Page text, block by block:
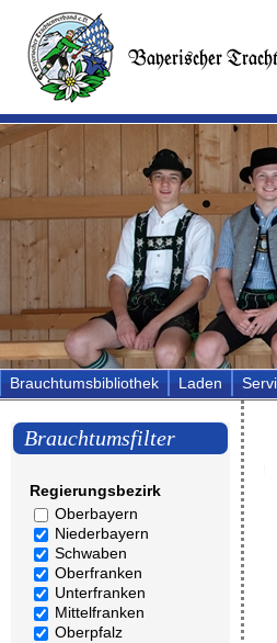
Brauchtumsbibliothek Laden
Brauchtumsfilter
Regierungsbezirk
Oberbayern
Niederbayern
Schwaben
Oberfranken
Unterfranken
Mittelfranken
Oberpfalz